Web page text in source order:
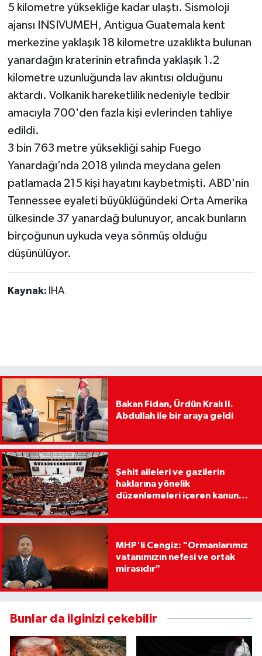
5 kilometre yüksekliğe kadar ulaştı. Sismoloji
ajansı INSIVUMEH, Antigua Guatemala kent
merkezine yaklaşık 18 kilometre uzaklıkta bulunan
yanardağın kraterinin etrafında yaklaşık 1.2
kilometre uzunluğunda lav akıntısı olduğunu
aktardı. Volkanik hareketlilik nedeniyle tedbir
amacıyla 700'den fazla kişi evlerinden tahliye
edildi.
3 bin 763 metre yüksekliği sahip Fuego
Yanardağı’nda 2018 yılında meydana gelen
patlamada 215 kişi hayatını kaybetmişti. ABD'nin
Tennessee eyaleti büyüklüğündeki Orta Amerika
ülkesinde 37 yanardağ bulunuyor, ancak bunların
birçoğunun uykuda veya sönmüş olduğu
düşünülüyor.
Kaynak: İHA
Bakan Fidan, Ürdün Kralı II.
Abdullah ile bir araya geldi
Şehit aileleri ve gazilerin
haklarına yönelik
düzenlemeleri içeren kanun
Komisyonunda
MHP'li Cengiz: "Ormanlarımız
vatanımızın nefesi ve ortak
mirasıdır"
Bunlar da ilginizi çekebilir